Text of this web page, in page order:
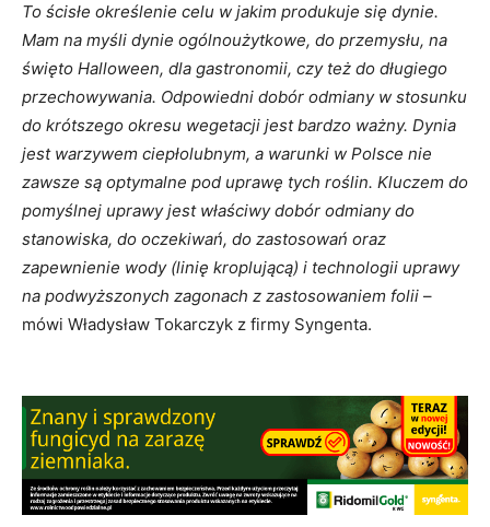
To ścisłe określenie celu w jakim produkuje się dynie.
Mam na myśli dynie ogólnoużytkowe, do przemysłu, na
święto Halloween, dla gastronomii, czy też do długiego
przechowywania. Odpowiedni dobór odmiany w stosunku
do krótszego okresu wegetacji jest bardzo ważny. Dynia
jest warzywem ciepłolubnym, a warunki w Polsce nie
zawsze są optymalne pod uprawę tych roślin. Kluczem do
pomyślnej uprawy jest właściwy dobór odmiany do
stanowiska, do oczekiwań, do zastosowań oraz
zapewnienie wody (linię kroplującą) i technologii uprawy
na podwyższonych zagonach z zastosowaniem folii –
mówi Władysław Tokarczyk z firmy Syngenta.